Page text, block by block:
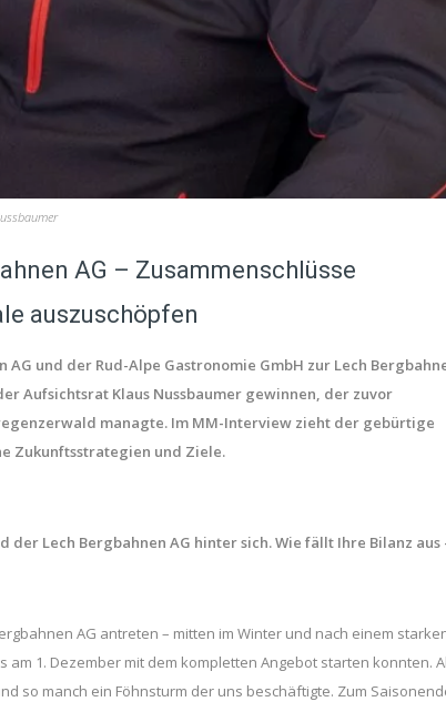
AG – Zusammenschlüsse
auszuschöpfen
und der Rud-Alpe Gastronomie GmbH zur Lech
Aufsichtsrat Klaus Nussbaumer gewinnen, der zuvor
managte. Im MM-Interview zieht der gebürtige
Zukunftsstrategien und Ziele.
Lech Bergbahnen AG hinter sich. Wie fällt Ihre Bilanz aus
AG antreten – mitten im Winter und nach einem
1. Dezember mit dem kompletten Angebot starten konnten.
so manch ein Föhnsturm der uns beschäftigte. Zum